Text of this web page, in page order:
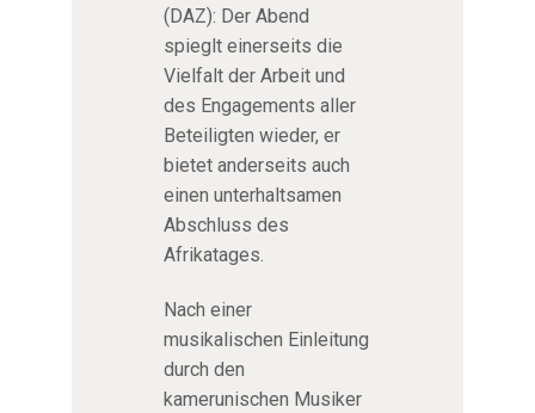
(DAZ): Der Abend
spieglt einerseits die
Vielfalt der Arbeit und
des Engagements aller
Beteiligten wieder, er
bietet anderseits auch
einen unterhaltsamen
Abschluss des
Afrikatages.
Nach einer
musikalischen Einleitung
durch den
kamerunischen Musiker